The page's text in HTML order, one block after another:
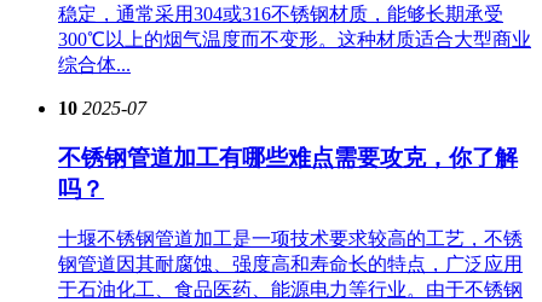
稳定，通常采用304或316不锈钢材质，能够长期承受
300℃以上的烟气温度而不变形。这种材质适合大型商业
综合体...
10 2025-07
不锈钢管道加工有哪些难点需要攻克，你了解
吗？
十堰不锈钢管道加工是一项技术要求较高的工艺，不锈
钢管道因其耐腐蚀、强度高和寿命长的特点，广泛应用
于石油化工、食品医药、能源电力等行业。由于不锈钢